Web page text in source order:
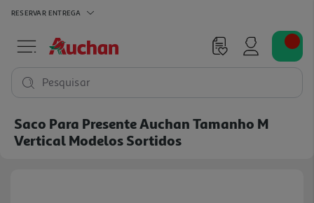
RESERVAR ENTREGA
Pesquisar
Saco Para Presente Auchan Tamanho M
Vertical Modelos Sortidos